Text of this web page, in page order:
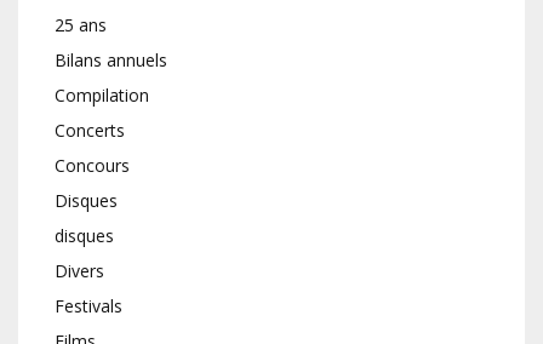
25 ans
Bilans annuels
Compilation
Concerts
Concours
Disques
disques
Divers
Festivals